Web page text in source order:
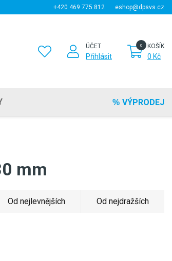
+420 469 775 812 eshop@dpsvs.cz
ÚČET
Přihlásit
KOŠÍK
0 Kč
VÝPRODEJ
mm
Od nejlevnějších Od nejdražších